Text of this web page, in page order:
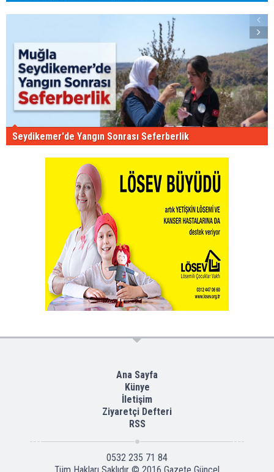
Seydikemer'de Yangın Sonrası Seferberlik
Ana Sayfa
Künye
İletişim
Ziyaretçi Defteri
RSS
0532 235 71 84